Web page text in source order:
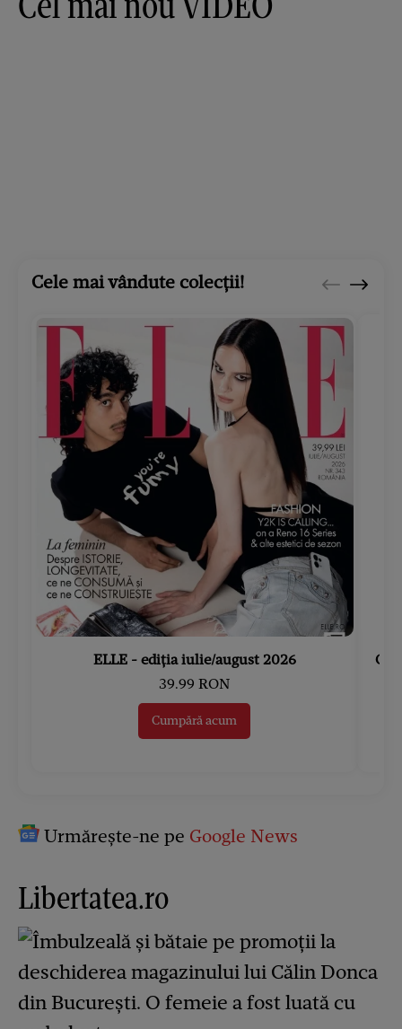
Cele mai vândute colecții!
ELLE - ediția iulie/august 2026
39.99 RON
Cumpără acum
Urmărește-ne pe Google News
Libertatea.ro